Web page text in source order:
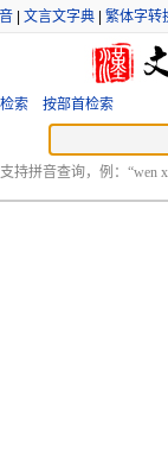
文言文字典 繁体字转
索 按部首检索
支持拼音查询，例：“wen